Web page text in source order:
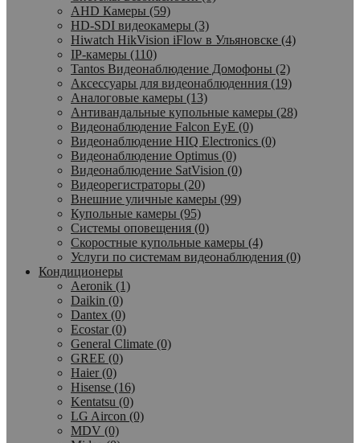
AHD Камеры (59)
HD-SDI видеокамеры (3)
Hiwatch HikVision iFlow в Ульяновске (4)
IP-камеры (110)
Tantos Видеонаблюдение Домофоны (2)
Аксессуары для видеонаблюденния (19)
Аналоговые камеры (13)
Антивандальные купольные камеры (28)
Видеонаблюдение Falcon EyE (0)
Видеонаблюдение HIQ Electronics (0)
Видеонаблюдение Optimus (0)
Видеонаблюдение SatVision (0)
Видеорегистраторы (20)
Внешние уличные камеры (99)
Купольные камеры (95)
Системы оповещения (0)
Скоростные купольные камеры (4)
Услуги по системам видеонаблюдения (0)
Кондиционеры
Aeronik (1)
Daikin (0)
Dantex (0)
Ecostar (0)
General Climate (0)
GREE (0)
Haier (0)
Hisense (16)
Kentatsu (0)
LG Aircon (0)
MDV (0)